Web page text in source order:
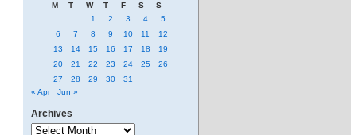
M T W T F S
S
1
2 3 4
5
6
7 8 9 10 11
12
13
14 15 16 17 18
19
20
21 22 23 24 25
26
27
28 29 30
31
« Apr
Jun »
Archives
Archives